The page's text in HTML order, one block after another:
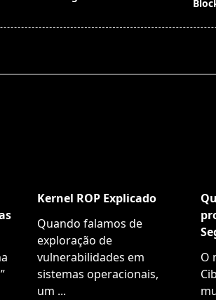
Kernel ROP Explicado
Quando falamos de
exploração de
vulnerabilidades em
sistemas operacionais,
um ...
O